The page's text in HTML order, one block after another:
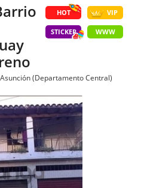
HOT VIP
STICKER WWW
(Departamento Central)